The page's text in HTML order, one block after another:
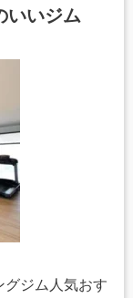
いいジム
グジム人気おす